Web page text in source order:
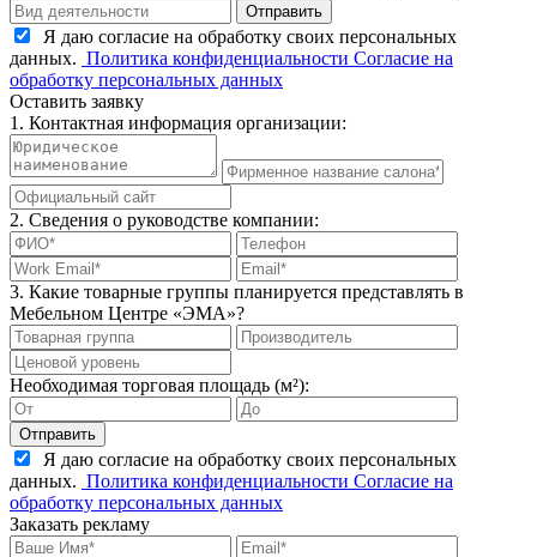
Отправить
Я даю согласие на обработку своих персональных
данных. Политика конфиденциальности Согласие на
обработку персональных данных
Оставить заявку
1. Контактная информация организации:
2. Сведения о руководстве компании:
3. Какие товарные группы планируется представлять в
Мебельном Центре «ЭМА»?
Необходимая торговая площадь (м²):
Отправить
Я даю согласие на обработку своих персональных
данных. Политика конфиденциальности Согласие на
обработку персональных данных
Заказать рекламу